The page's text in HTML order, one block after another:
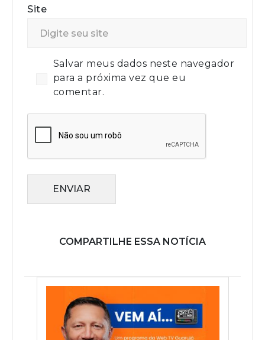
Site
Salvar meus dados neste navegador
para a próxima vez que eu
comentar.
ENVIAR
COMPARTILHE ESSA NOTÍCIA